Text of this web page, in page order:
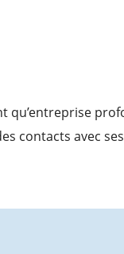
qu’entreprise
contacts avec